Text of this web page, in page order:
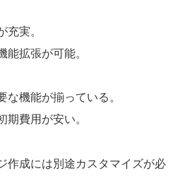
充実。
能拡張が可能。
な機能が揃っている。
期費用が安い。
作成には別途カスタマイズが必